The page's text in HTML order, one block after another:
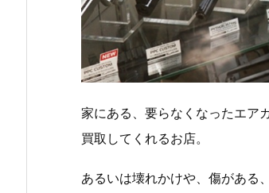
家にある、要らなくなったエア
買取してくれるお店。
あるいは壊れかけや、傷がある